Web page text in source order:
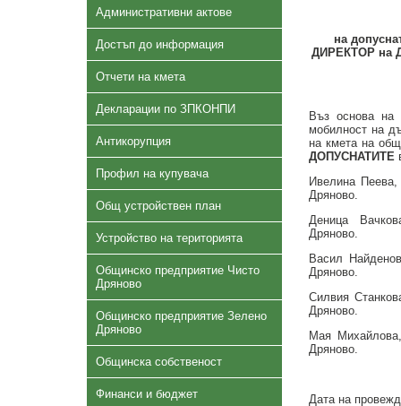
Административни актове
Достъп до информация
Отчети на кмета
Декларации по ЗПКОНПИ
Антикорупция
Профил на купувача
Общ устройствен план
Устройство на територията
Общинско предприятие Чисто
Дряново
Общинско предприятие Зелено
Дряново
Общинска собственост
Финанси и бюджет
на
ДИРЕКТОР на
Въз основа
мобилност на
на кмета на
ДОПУСНАТИТЕ
Ивелина
Дряново.
Деница
Дряново.
Васил
Дряново.
Силвия
Дряново.
Мая
Дряново.
Дата на